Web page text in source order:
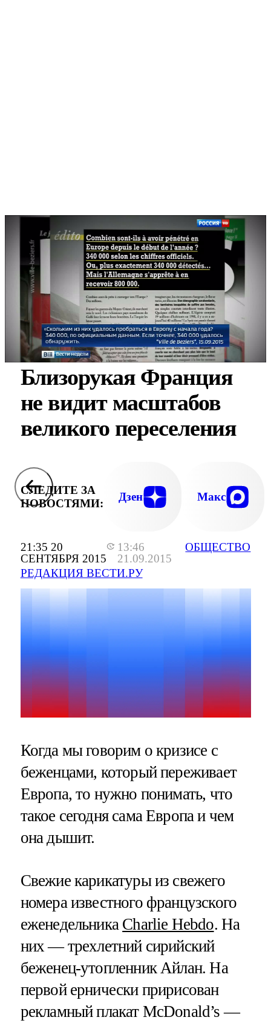
21:35 20
СЕНТЯБРЯ 2015
13:46
21.09.2015
РЕДАКЦИЯ ВЕСТИ.РУ
ОБЩЕСТВО
Близорукая Франция
не видит масштабов
великого переселения
СЛЕДИТЕ ЗА
НОВОСТЯМИ:
Дзен Макс
Когда мы говорим о кризисе с
беженцами, который переживает
Европа, то нужно понимать, что
такое сегодня сама Европа и чем
она дышит.
Свежие карикатуры из свежего
номера известного французского
еженедельника Charlie Hebdo. На
них — трехлетний сирийский
беженец-утопленник Айлан. На
первой ернически пририсован
рекламный плакат McDonald’s —